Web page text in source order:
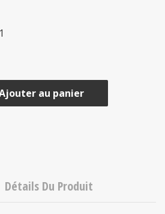
au panier
Détails Du Produit